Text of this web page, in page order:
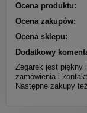
Ocena produktu:
Ocena zakupów:
Ocena sklepu:
Dodatkowy
Zegarek jest piękny
zamówienia i
Następne zakupy